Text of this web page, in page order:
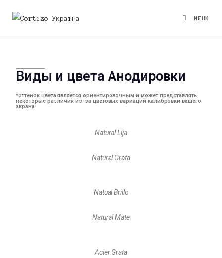
МЕНЮ
Виды и цвета Анодировки
*оттенок цвета является ориентировочным и может представлять
некоторые различия из-за цветовых вариаций калибровки вашего
экрана
Natural Lija
Natural Grata
Natual Brillo
Natural Mate
Acier Grata